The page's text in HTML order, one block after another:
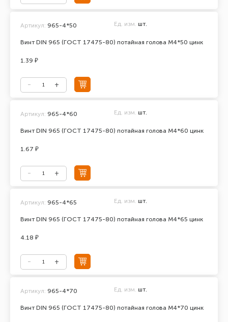
Винт DIN 965 (ГОСТ 17475-80) потайная голова М4*50 цинк
Артикул: 965-4*50 Ед. изм. шт.
1.39 ₽
Винт DIN 965 (ГОСТ 17475-80) потайная голова М4*60 цинк
Артикул: 965-4*60 Ед. изм. шт.
1.67 ₽
Винт DIN 965 (ГОСТ 17475-80) потайная голова М4*65 цинк
Артикул: 965-4*65 Ед. изм. шт.
4.18 ₽
Винт DIN 965 (ГОСТ 17475-80) потайная голова М4*70 цинк
Артикул: 965-4*70 Ед. изм. шт.